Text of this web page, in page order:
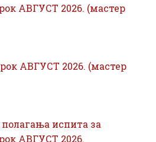
АВГУСТ 2026. (мастер
АВГУСТ 2026. (мастер
испита за
АВГУСТ 2026.